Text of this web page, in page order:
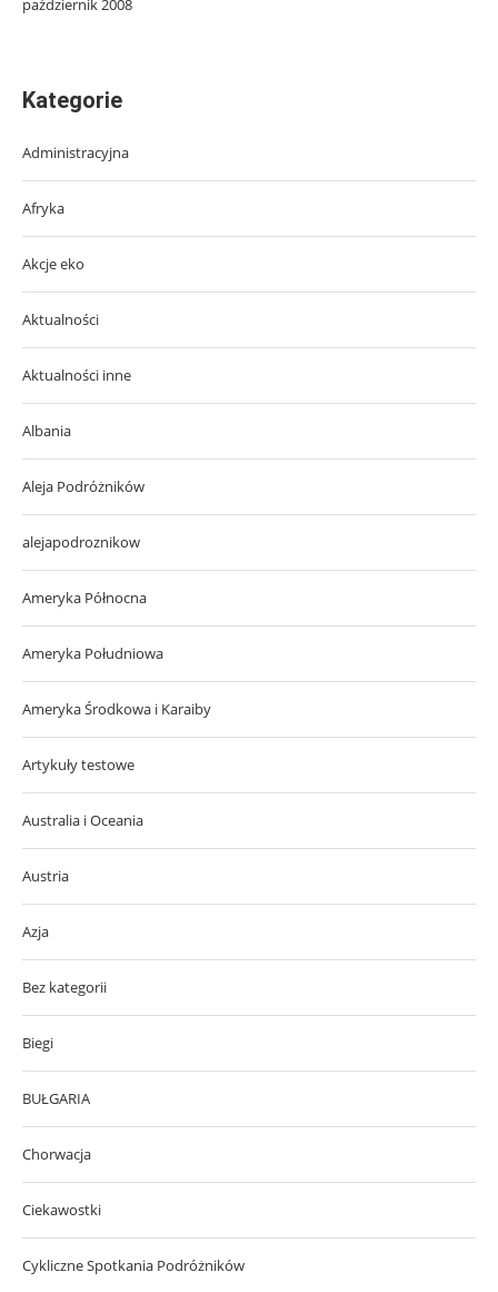
październik 2008
Kategorie
Administracyjna
Afryka
Akcje eko
Aktualności
Aktualności inne
Albania
Aleja Podróżników
alejapodroznikow
Ameryka Północna
Ameryka Południowa
Ameryka Środkowa i Karaiby
Artykuły testowe
Australia i Oceania
Austria
Azja
Bez kategorii
Biegi
BUŁGARIA
Chorwacja
Ciekawostki
Cykliczne Spotkania Podróżników